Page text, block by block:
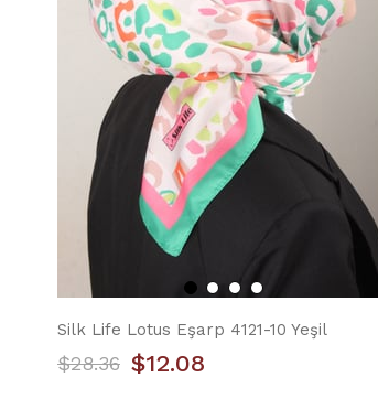
Silk Life Lotus Eşarp 4121-10 Yeşil
$12.08
$28.36